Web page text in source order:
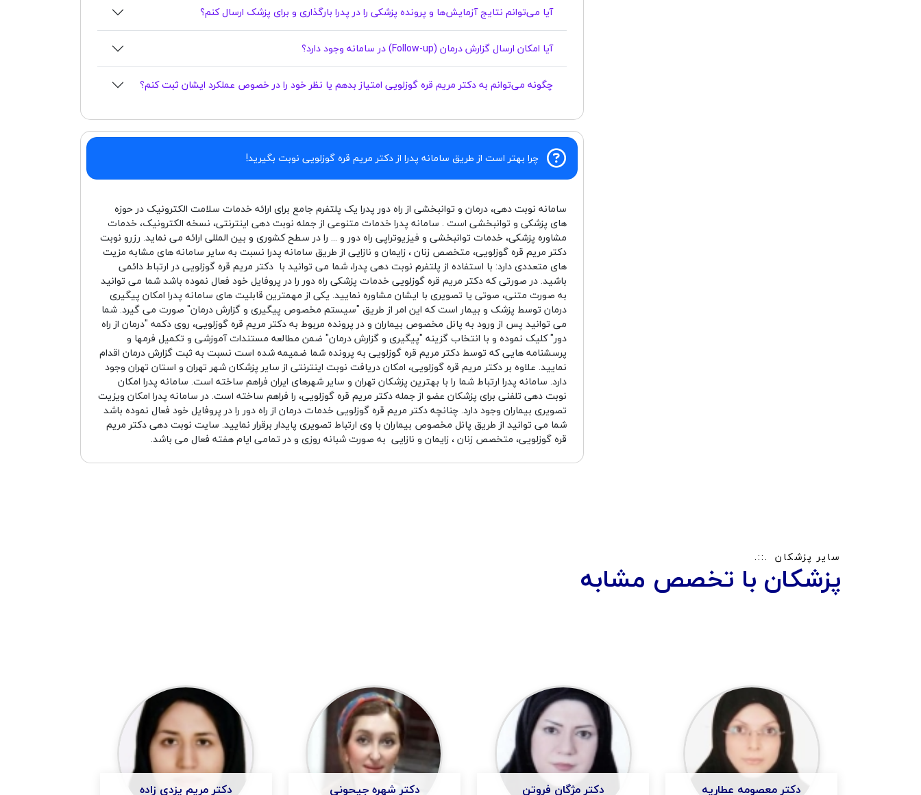
آیا می‌توانم نتایج آزمایش‌ها و پرونده پزشکی را در پدرا بارگذاری و برای پزشک ارسال کنم؟
آیا امکان ارسال گزارش درمان (Follow-up) در سامانه وجود دارد؟
چگونه می‌توانم به دکتر مریم قره گوزلویی امتیاز بدهم یا نظر خود را در خصوص عملکرد ایشان ثبت کنم؟
چرا بهتر است از طریق سامانه پدرا از دکتر مریم قره گوزلویی نوبت بگیرید!
سامانه نوبت دهی، درمان و توانبخشی از راه دور پدرا یک پلتفرم جامع برای ارائه خدمات سلامت الکترونیک در حوزه
های پزشکی و توانبخشی است . سامانه پدرا خدمات متنوعی از جمله نوبت دهی اینترنتی، نسخه الکترونیک، خدمات
مشاوره پزشکی، خدمات توانبخشی و فیزیوتراپی راه دور و ... را در سطح کشوری و بین المللی ارائه می نماید. رزرو نوبت
دکتر مریم قره گوزلویی، متخصص زنان ، زایمان و نازایی از طریق سامانه پدرا نسبت به سایر سامانه های مشابه مزیت
های متعددی دارد: با استفاده از پلتفرم نوبت دهی پدرا، شما می توانید با دکتر مریم قره گوزلویی در ارتباط دائمی
باشید. در صورتی که دکتر مریم قره گوزلویی خدمات پزشکی راه دور را در پروفایل خود فعال نموده باشد شما می توانید
به صورت متنی، صوتی یا تصویری با ایشان مشاوره نمایید. یکی از مهمترین قابلیت های سامانه پدرا امکان پیگیری
درمان توسط پزشک و بیمار است که این امر از طریق "سیستم مخصوص پیگیری و گزارش درمان" صورت می گیرد. شما
می توانید پس از ورود به پانل مخصوص بیماران و در پرونده مربوط به دکتر مریم قره گوزلویی، روی دکمه "درمان از راه
دور" کلیک نموده و با انتخاب گزینه "پیگیری و گزارش درمان" ضمن مطالعه مستندات آموزشی و تکمیل فرمها و
پرسشنامه هایی که توسط دکتر مریم قره گوزلویی به پرونده شما ضمیمه شده است نسبت به ثبت گزارش درمان اقدام
نمایید. علاوه بر دکتر مریم قره گوزلویی، امکان دریافت نوبت اینترنتی از سایر پزشکان شهر تهران و استان تهران وجود
دارد. سامانه پدرا ارتباط شما را با بهترین پزشکان تهران و سایر شهرهای ایران فراهم ساخته است. سامانه پدرا امکان
نوبت دهی تلفنی برای پزشکان عضو از جمله دکتر مریم قره گوزلویی، را فراهم ساخته است. در سامانه پدرا امکان ویزیت
تصویری بیماران وجود دارد. چنانچه دکتر مریم قره گوزلویی خدمات درمان از راه دور را در پروفایل خود فعال نموده باشد
شما می توانید از طریق پانل مخصوص بیماران با وی ارتباط تصویری پایدار برقرار نمایید. سایت نوبت دهی دکتر مریم
قره گوزلویی، متخصص زنان ، زایمان و نازایی به صورت شبانه روزی و در تمامی ایام هفته فعال می باشد.
سایر پزشکان
پزشکان با تخصص مشابه
دکتر معصومه عطاریه دکتر مژگان فروتن دکتر شهره جیحونی دکتر مریم یزدی زاده